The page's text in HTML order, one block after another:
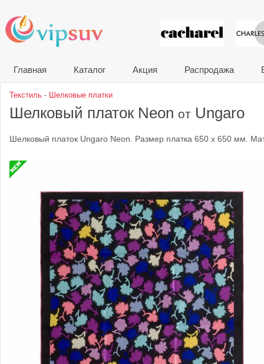
VIP
Главная Каталог Акция Распродажа
Текстиль - Шелковые платки
Шелковый платок Neon от Ungaro
Шелковый платок Ungaro Neon. Размер платка 650 x 650 мм.